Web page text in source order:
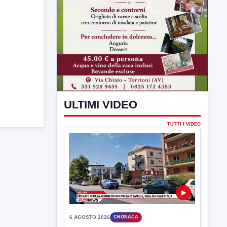
ULTIMI VIDEO
TUTTI I VIDEO
▶
CRONACA
Trovato in casa 42enne in una
pozza di sangue, giallo a viale Italia
Ritrovato senza vita il corpo di un 42enne
in un...